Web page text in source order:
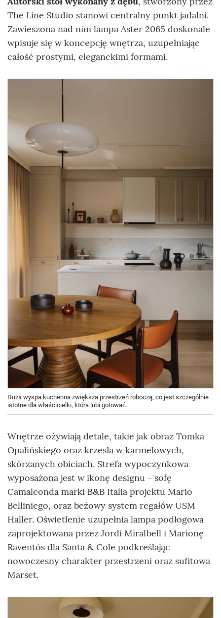
The Line Studio stanowi centralny punkt jadalni.
Zawieszona nad nim lampa Aster 2065 doskonale
wpisuje się w koncepcję wnętrza, uzupełniając
całość prostymi, eleganckimi formami.
Duża wyspa kuchenna zwiększa przestrzeń roboczą, co jest szczególnie
istotne dla właścicielki, która lubi gotować.
Wnętrze ożywiają detale, takie jak obraz Tomka
Opalińskiego oraz krzesła w karmelowych,
skórzanych obiciach. Strefa wypoczynkowa
wyposażona jest w ikonę designu - sofę
Camaleonda marki B&B Italia projektu Mario
Belliniego, oraz beżowy system regałów USM
Haller. Oświetlenie uzupełnia lampa podłogowa
zaprojektowana przez Jordi Miralbell i Marionę
Raventós dla Santa & Cole podkreślając
nowoczesny charakter przestrzeni oraz sufitowa
Marset.